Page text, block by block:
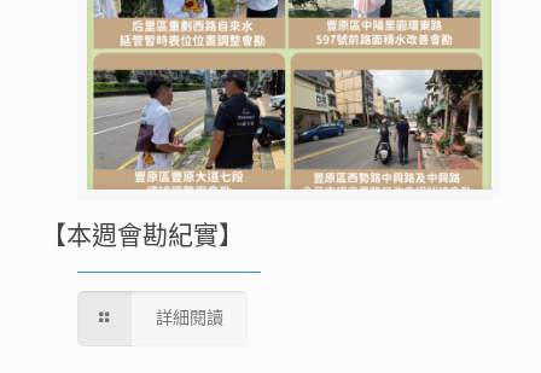
【本週會勘紀實】
詳細閱讀